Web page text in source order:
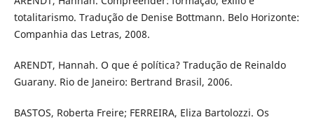
totalitarismo. Tradução de Denise Bottmann. Belo Horizonte:
Companhia das Letras, 2008.
ARENDT, Hannah. O que é política? Tradução de Reinaldo
Guarany. Rio de Janeiro: Bertrand Brasil, 2006.
BASTOS, Roberta Freire; FERREIRA, Eliza Bartolozzi. Os